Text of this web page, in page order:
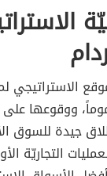
الاستراتيجي
ووقوعها على
جيدة للسوق
التجاريّة